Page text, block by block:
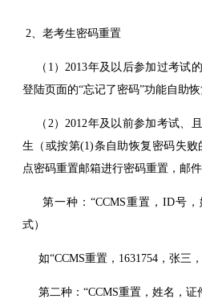
2、老考生密码重置
（1）2013年及以后参加过考试
登陆页面的“忘记了密码”功能自助恢
（2）2012年及以前参加考试、
生（或按第(1)条自助恢复密码失
点密码重置邮箱进行密码重置，邮
第一种：“CCMS重置，ID号，
式）
如“CCMS重置，1631754，张三，
第二种：“CCMS重置，姓名，证